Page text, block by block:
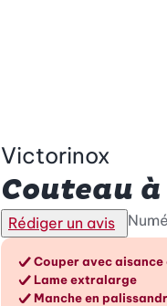
Victorinox
Couteau
Rédiger un avis
Les
Couper avec
Lame extralarge
Manche en